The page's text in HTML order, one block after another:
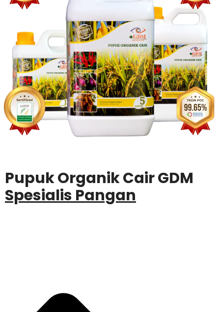
Pupuk Organik Cair GDM
Spesialis Pangan